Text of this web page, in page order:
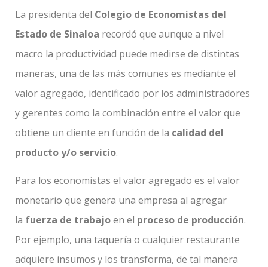
La presidenta del Colegio de Economistas del
Estado de Sinaloa recordó que aunque a nivel
macro la productividad puede medirse de distintas
maneras, una de las más comunes es mediante el
valor agregado, identificado por los administradores
y gerentes como la combinación entre el valor que
obtiene un cliente en función de la calidad del
producto y/o servicio.
Para los economistas el valor agregado es el valor
monetario que genera una empresa al agregar
la fuerza de trabajoen el proceso de producción.
Por ejemplo, una taquería o cualquier restaurante
adquiere insumos y los transforma, de tal manera